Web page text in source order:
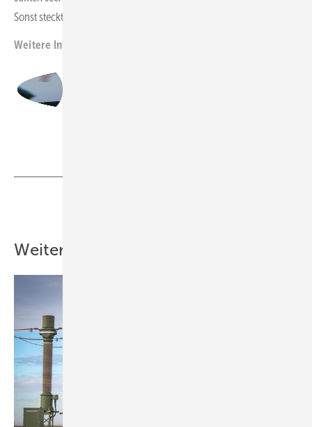
Sonst steckt niemand Geld in die Erneuerbaren.
Weitere Informationen:
Weitere Inhalte